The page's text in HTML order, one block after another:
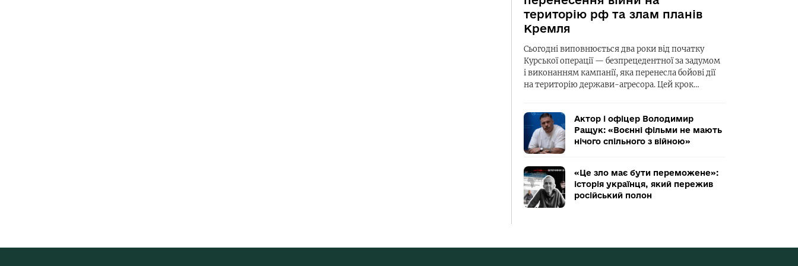
територію рф та злам планів
Кремля
Сьогодні виповнюється два роки від початку
Курської операції — безпрецедентної за задумом
і виконанням кампанії, яка перенесла бойові дії
на територію держави-агресора. Цей крок…
Актор і офіцер Володимир
Ращук: «Воєнні фільми не мають
нічого спільного з війною»
«Це зло має бути переможене»:
історія українця, який пережив
російський полон